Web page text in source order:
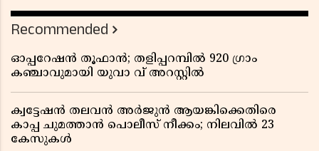
Recommended
ഓപ്പറേഷൻ തൂഫാൻ; തളിപ്പറമ്പിൽ 920 ഗ്രാം
കഞ്ചാവുമായി യുവാ വ് അറസ്റ്റിൽ
ക്വട്ടേഷൻ തലവൻ അർജുൻ ആയങ്കിക്കെതിരെ
കാപ്പ ചുമത്താൻ പൊലീസ് നീക്കം; നിലവിൽ 23
കേസുകൾ